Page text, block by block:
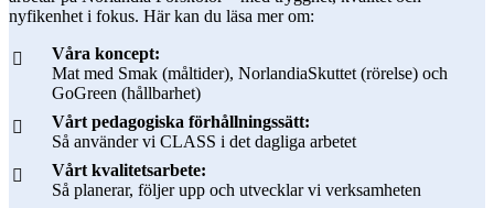
nyfikenhet i fokus. Här kan du läsa mer om:
Våra koncept:
Mat med Smak (måltider), NorlandiaSkuttet (rörelse) och
GoGreen (hållbarhet)
Vårt pedagogiska förhållningssätt:
Så använder vi CLASS i det dagliga arbetet
Vårt kvalitetsarbete:
Så planerar, följer upp och utvecklar vi verksamheten